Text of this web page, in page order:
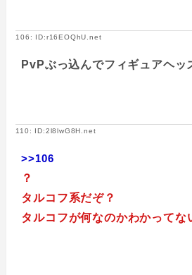
106: ID:r16EOQhU.net
PvPぶっ込んでフィギュアヘッ
110: ID:2l8lwG8H.net
>>106
？
タルコフ系だぞ？
タルコフが何なのかわかってな